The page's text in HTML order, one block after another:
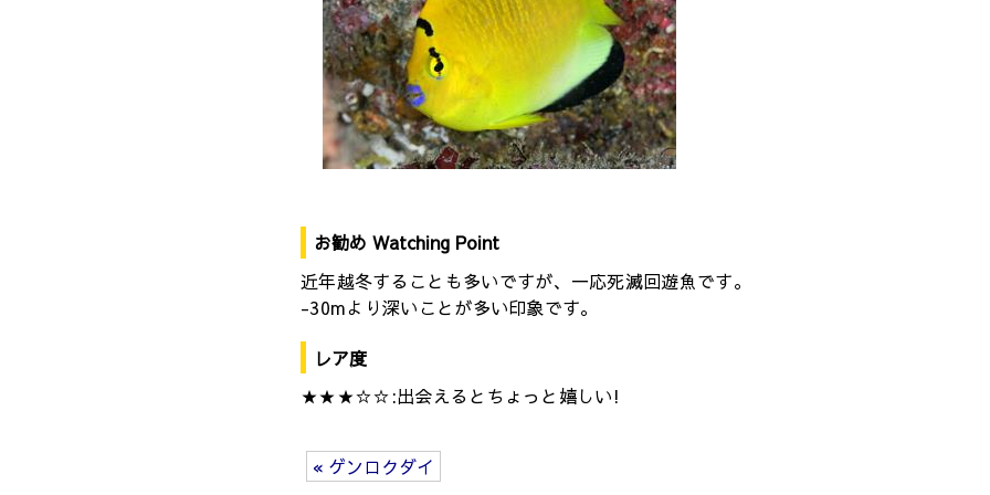
お勧め Watching Point
近年越冬することも多いですが、一応死滅回遊魚です。
-30mより深いことが多い印象です。
レア度
★★★☆☆:出会えるとちょっと嬉しい!
« ゲンロクダイ